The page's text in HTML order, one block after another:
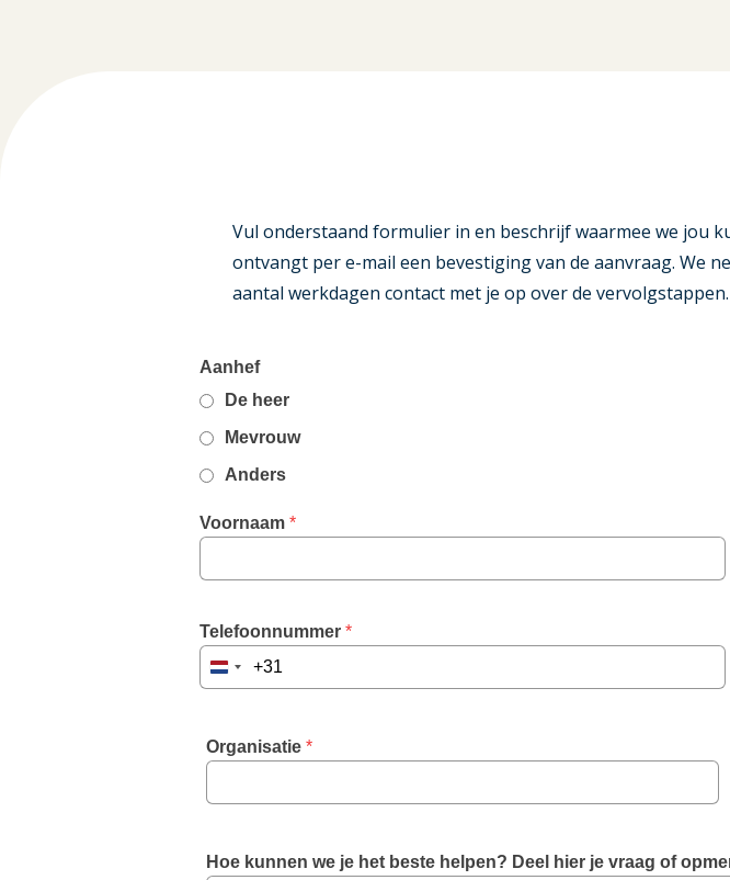
Vul onderstaand formulier in en beschrijf waarmee we jou
ontvangt per e-mail een bevestiging van de aanvraag. We
aantal werkdagen contact met je op over de vervolgstappen.
Aanhef
De heer
Mevrouw
Anders
Voornaam *
Telefoonnummer *
Netherlands
Organisatie *
Hoe kunnen we je het beste helpen? Deel hier je vraag of